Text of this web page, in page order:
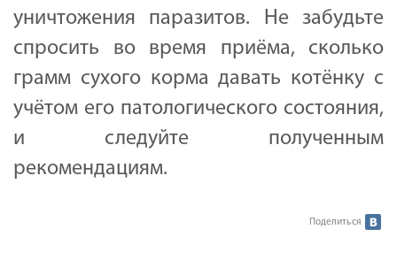
уничтожения паразитов. Не забудьте
спросить во время приёма, сколько
грамм сухого корма давать котёнку с
учётом его патологического состояния,
и следуйте полученным
рекомендациям.
Поделиться